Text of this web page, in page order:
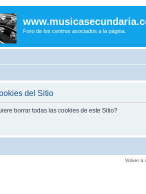
Foro de los centros asociados a la página.
del Sitio
borrar todas las cookies de este Sitio?
Volver a